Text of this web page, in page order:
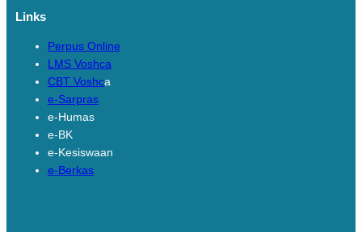
Links
Perpus Online
LMS Voshca
CBT Voshca
e-Sarpras
e-Humas
e-BK
e-Kesiswaan
e-Berkas